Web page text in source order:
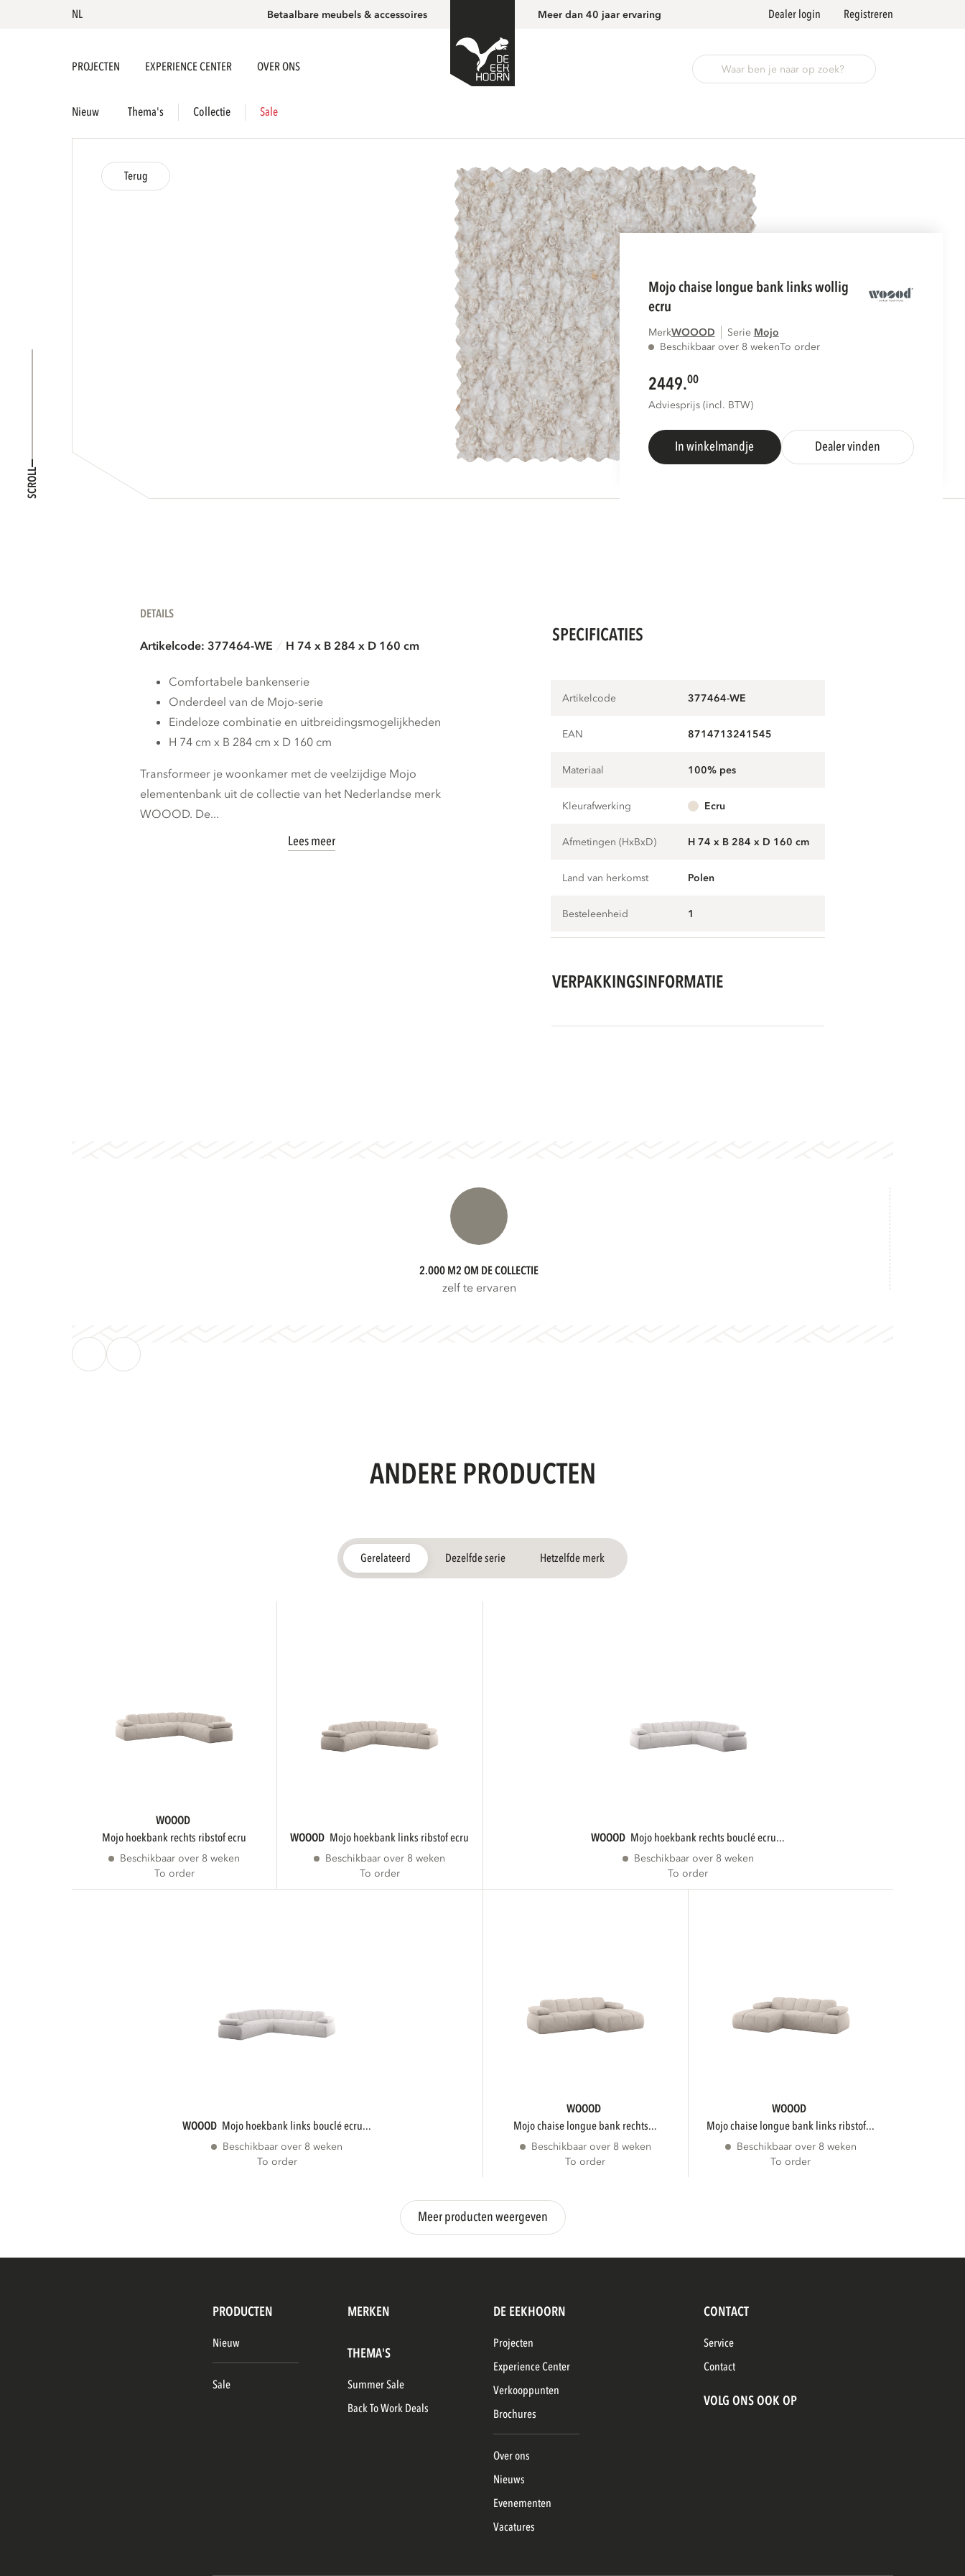
NL Betaalbare meubels & accessoires Meer dan 40 jaar ervaring Dealer login Registreren
PROJECTEN EXPERIENCE CENTER OVER ONS
Nieuw Thema's Collectie Sale
SCROLL
Terug
mojo chaise longue bank links wollig
ecru
MerkWOOOD Serie
mojo
Beschikbaar over 8 wekenTo order
2449.00
Adviesprijs (incl. BTW)
In winkelmandje Dealer vinden
DETAILS
Artikelcode: 377464-WE H 74 x B 284 x D 160 cm
Comfortabele bankenserie
Onderdeel van de Mojo-serie
Eindeloze combinatie en uitbreidingsmogelijkheden
H 74 cm x B 284 cm x D 160 cm
Transformeer je woonkamer met de veelzijdige Mojo
elementenbank uit de collectie van het Nederlandse merk
WOOOD. De...
Lees meer
SPECIFICATIES
Artikelcode 377464-WE
EAN 8714713241545
Materiaal 100% pes
Kleurafwerking ecru
Afmetingen (HxBxD) H 74 x B 284 x D 160 cm
Land van herkomst Polen
Besteleenheid 1
VERPAKKINGSINFORMATIE
2.000 M2 OM DE COLLECTIE
zelf te ervaren
ANDERE PRODUCTEN
Gerelateerd Dezelfde serie Hetzelfde merk
WOOOD
mojo hoekbank rechts ribstof ecru
Beschikbaar over 8 weken
To order
WOOOD mojo hoekbank links ribstof ecru
Beschikbaar over 8 weken
To order
WOOOD mojo hoekbank rechts bouclé ecru...
Beschikbaar over 8 weken
To order
WOOOD mojo hoekbank links bouclé ecru...
Beschikbaar over 8 weken
To order
WOOOD
mojo chaise longue bank rechts...
Beschikbaar over 8 weken
To order
WOOOD
mojo chaise longue bank links ribstof...
Beschikbaar over 8 weken
To order
Meer producten weergeven
PRODUCTEN MERKEN
Nieuw
Sale
THEMA'S
Summer Sale
Back To Work Deals
DE EEKHOORN
Projecten
Experience Center
Verkooppunten
Brochures
Over ons
Nieuws
Evenementen
Vacatures
CONTACT
Service
Contact
VOLG ONS OOK OP